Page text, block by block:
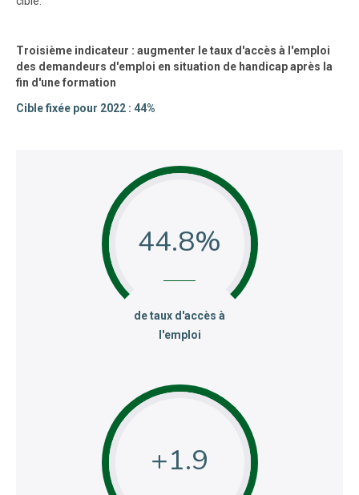
Troisième indicateur : augmenter le taux d'accès à l'emploi
des demandeurs d'emploi en situation de handicap après la
fin d'une formation
Cible fixée pour 2022 : 44%
44.8
:de taux d'accès à
l'emploi
+1.9